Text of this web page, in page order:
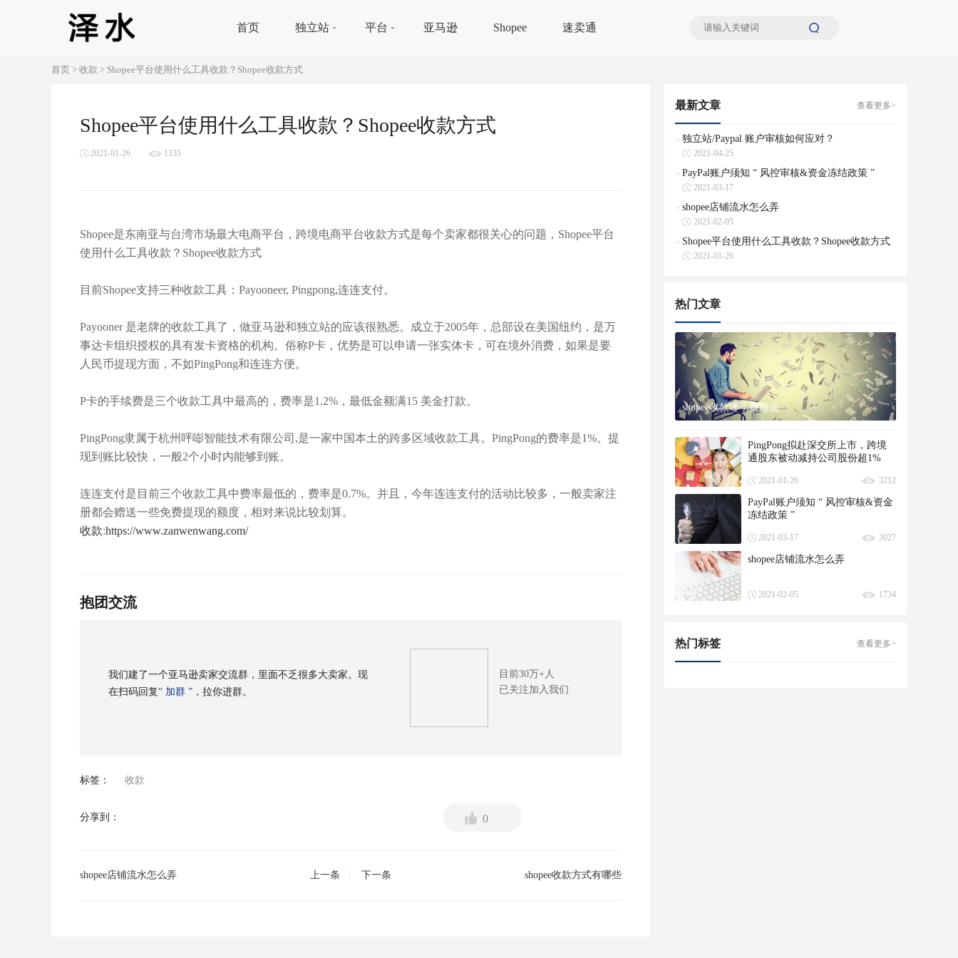
首页 独立站 平台 亚马逊 Shopee 速卖通
首页 > 收款 > Shopee平台使用什么工具收款？Shopee收款方式
Shopee平台使用什么工具收款？Shopee收款方式
2021-01-26 1135
Shopee是东南亚与台湾市场最大电商平台，跨境电商平台收款方式是每个卖家都很关心的问题，Shopee平台
使用什么工具收款？Shopee收款方式
目前Shopee支持三种收款工具：Payooneer, Pingpong,连连支付。
Payooner 是老牌的收款工具了，做亚马逊和独立站的应该很熟悉。成立于2005年，总部设在美国纽约，是万
事达卡组织授权的具有发卡资格的机构。俗称P卡，优势是可以申请一张实体卡，可在境外消费，如果是要
人民币提现方面，不如PingPong和连连方便。
P卡的手续费是三个收款工具中最高的，费率是1.2%，最低金额满15 美金打款。
PingPong隶属于杭州呯嘭智能技术有限公司,是一家中国本土的跨多区域收款工具。PingPong的费率是1%。提
现到账比较快，一般2个小时内能够到账。
连连支付是目前三个收款工具中费率最低的，费率是0.7%。并且，今年连连支付的活动比较多，一般卖家注
册都会赠送一些免费提现的额度，相对来说比较划算。
收款:https://www.zanwenwang.com/
抱团交流
我们建了一个亚马逊卖家交流群，里面不乏很多大卖家。现
在扫码回复“ 加群 ” ，拉你进群。
目前30万+人
已关注加入我们
标签： 收款
分享到： 0
shopee店铺流水怎么弄 上一条 shopee收款方式有哪些
下一条
最新文章 查看更多>
独立站/Paypal 账户审核如何应对？
2021-04-25
PayPal账户须知 “ 风控审核&资金冻结政策 ”
2021-03-17
shopee店铺流水怎么弄
2021-02-05
Shopee平台使用什么工具收款？Shopee收款方式
2021-01-26
热门文章
shopee收款哪个费用低
PingPong拟赴深交所上市，跨境
通股东被动减持公司股份超1%
2021-01-26 3212
PayPal账户须知 “ 风控审核&资金
冻结政策 ”
2021-03-17 3027
shopee店铺流水怎么弄
2021-02-05 1734
热门标签 查看更多>